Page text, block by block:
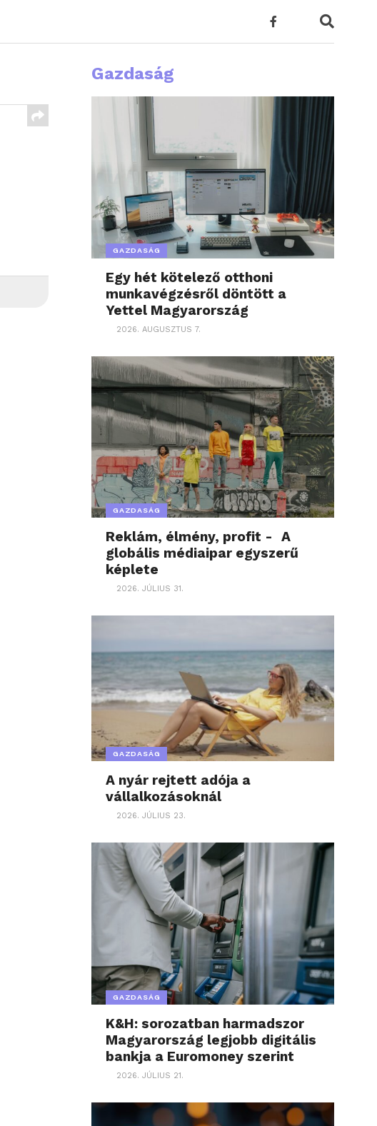
Gazdaság
GAZDASÁG
Egy hét kötelező otthoni
munkavégzésről döntött a
Yettel Magyarország
2026. AUGUSZTUS 7.
GAZDASÁG
Reklám, élmény, profit - A
globális médiaipar egyszerű
képlete
2026. JÚLIUS 31.
GAZDASÁG
A nyár rejtett adója a
vállalkozásoknál
2026. JÚLIUS 23.
GAZDASÁG
K&H: sorozatban harmadszor
Magyarország legjobb digitális
bankja a Euromoney szerint
2026. JÚLIUS 21.